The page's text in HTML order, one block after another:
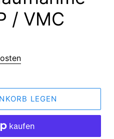
/ VMC
LEGEN